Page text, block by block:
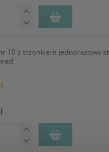
10 z trzonkiem jednorazowy